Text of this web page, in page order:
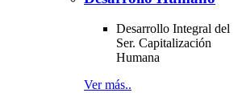
Desarrollo Integral del
Ser. Capitalización
Humana
Ver más..